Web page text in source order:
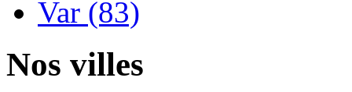
Var (83)
Nos villes